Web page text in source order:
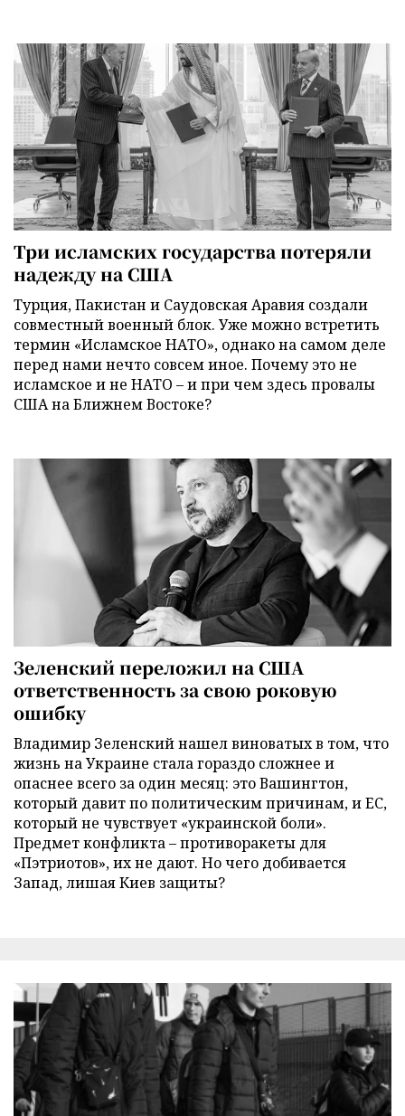
Три исламских государства потеряли
надежду на США
Турция, Пакистан и Саудовская Аравия создали
совместный военный блок. Уже можно встретить
термин «Исламское НАТО», однако на самом деле
перед нами нечто совсем иное. Почему это не
исламское и не НАТО – и при чем здесь провалы
США на Ближнем Востоке?
Зеленский переложил на США
ответственность за свою роковую
ошибку
Владимир Зеленский нашел виноватых в том, что
жизнь на Украине стала гораздо сложнее и
опаснее всего за один месяц: это Вашингтон,
который давит по политическим причинам, и ЕС,
который не чувствует «украинской боли».
Предмет конфликта – противоракеты для
«Пэтриотов», их не дают. Но чего добивается
Запад, лишая Киев защиты?